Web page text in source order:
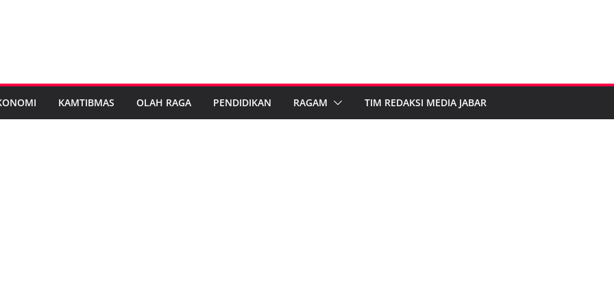
KAMTIBMAS OLAH RAGA PENDIDIKAN RAGAM TIM REDAKSI MEDIA JABAR